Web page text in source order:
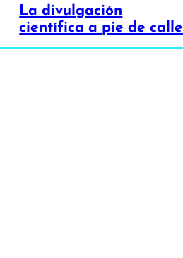
La divulgación
científica a pie de calle